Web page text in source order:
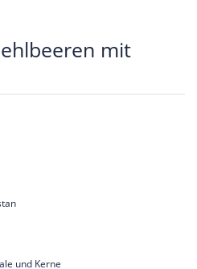
mit
und Kerne